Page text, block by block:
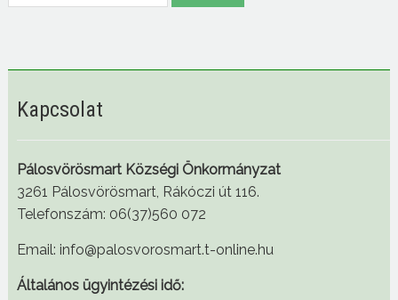
Kapcsolat
Pálosvörösmart Községi Önkormányzat
3261 Pálosvörösmart, Rákóczi út 116.
Telefonszám: 06(37)560 072
Email: info@palosvorosmart.t-online.hu
Általános ügyintézési idő: